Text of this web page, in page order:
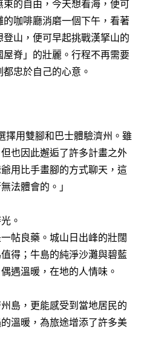
的自由，今天想看海，便可
咖啡廳消磨一個下午，看著
山，便可早起挑戰漢拏山的
脊」的壯麗。行程不再需要
忠於自己的心意。
擇用雙腳和巴士體驗濟州。雖
也因此邂逅了許多計畫之外
用比手畫腳的方式聊天，這
法體會的。」
。
帖良藥。城山日出峰的壯闊
得；牛島的純淨沙灘與碧藍
遇溫暖，在地的人情味。
島，更能感受到當地居民的
溫暖，為旅途增添了許多美